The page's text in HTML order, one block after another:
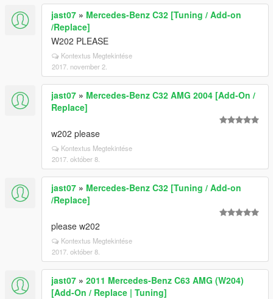
jast07 » Mercedes-Benz C32 [Tuning / Add-on
/Replace]
W202 PLEASE
Kontextus Megtekintése
2017. november 2.
jast07 » Mercedes-Benz C32 AMG 2004 [Add-On /
Replace]
w202 please
Kontextus Megtekintése
2017. október 8.
jast07 » Mercedes-Benz C32 [Tuning / Add-on
/Replace]
please w202
Kontextus Megtekintése
2017. október 8.
jast07 » 2011 Mercedes-Benz C63 AMG (W204)
[Add-On / Replace | Tuning]